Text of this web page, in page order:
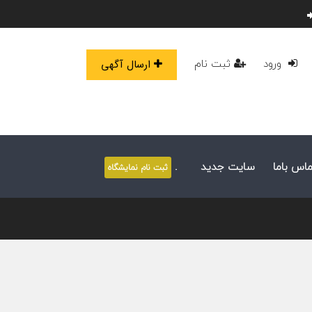
ورود ثبت نام ارسال آگهی
باما سایت جدید . ثبت نام نمایشگاه